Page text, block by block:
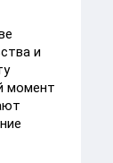
и
момент